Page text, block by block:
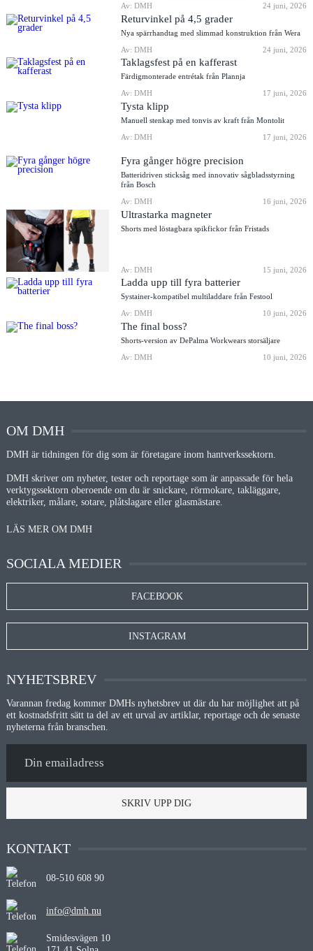
Av: DMH
24 juni, 2026
Returvinkel på 4,5 grader
Nya spärrhandtag med slimmad konstruktion från Wera
Av: DMH
24 juni, 2026
Taklagsfest på en kafferast
Färdigmonterade entrétak från Plannja
Av: DMH
17 juni, 2026
Tysta klipp
Manuell stenkap med tonvis av kraft från Montolit
Av: DMH
17 juni, 2026
Fyra gånger högre precision
Batteridriven sticksåg med innovativ sågbladsstyrning
från Bosch
Av: DMH
16 juni, 2026
Ultrastarka magneter
Shorts med löstagbara spikfickor från Fristads
Av: DMH 15 juni, 2026
Ladda upp till fyra batterier
Systainer-kompatibel multiladdare från Festool
Av: DMH
10 juni, 2026
The final boss?
Shorts-version av DePalma Workwears storsäljare
Av: DMH
10 juni, 2026
OM DMH
DMH är tidningen för dig som är företagare inom hantverkssektorn.
DMH skriver om nyheter, tester och reportage som är anpassade för hela
verktygssektorn oberoende om du är snickare, rörmokare, takläggare,
elektriker, målare, sotare, plåtslagare eller glasmästare.
LÄS MER OM DMH
SOCIALA MEDIER
FACEBOOK
INSTAGRAM
NYHETSBREV
Varannan fredag kommer DMHs nyhetsbrev ut där du har möjlighet att på
ett kostnadsfritt sätt ta del av ett urval av artiklar, reportage och de senaste
nyheterna från branschen.
SKRIV UPP DIG
KONTAKT
08-510 608 90
info@dmh.nu
Smidesvägen 10